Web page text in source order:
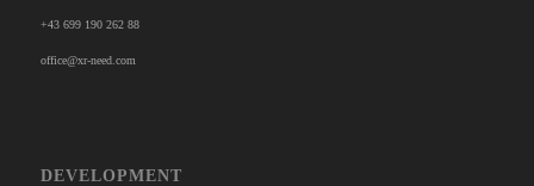
+43 699 190 262 88
office@xr-need.com
DEVELOPMENT